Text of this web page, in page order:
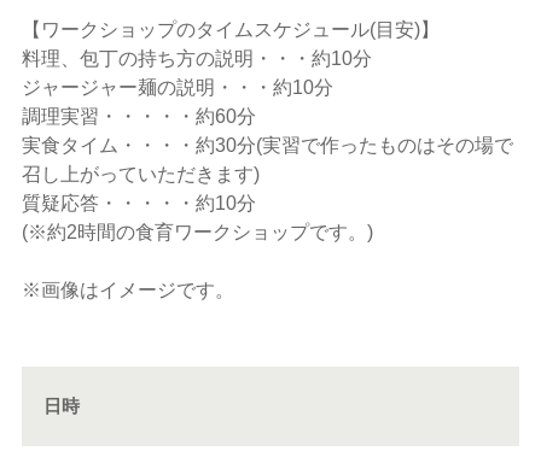
【ワークショップのタイムスケジュール(目安)】
料理、包丁の持ち方の説明・・・約10分
ジャージャー麺の説明・・・約10分
調理実習・・・・・約60分
実食タイム・・・・約30分(実習で作ったものはその場で
召し上がっていただきます)
質疑応答・・・・・約10分
(※約2時間の食育ワークショップです。)
※画像はイメージです。
日時